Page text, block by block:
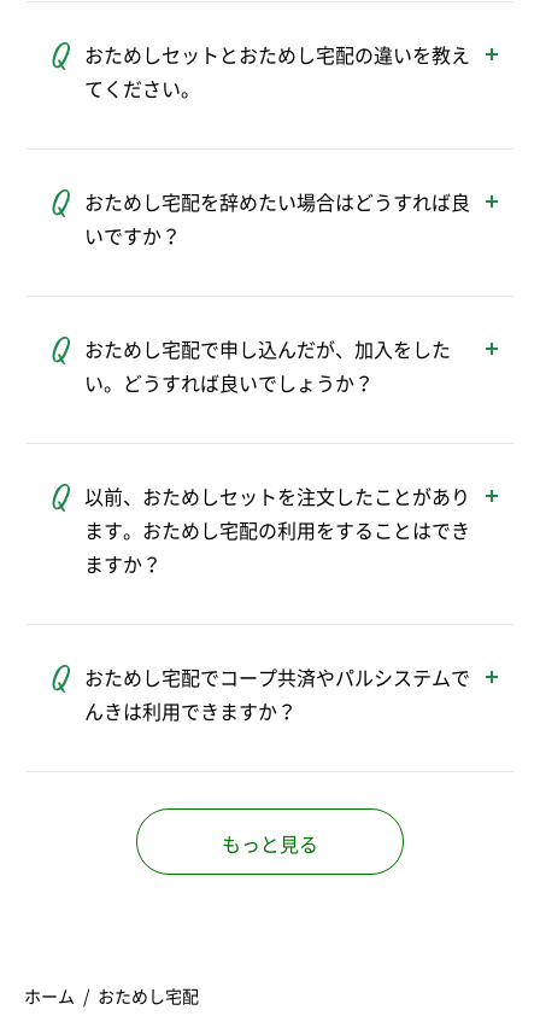
山梨、長野、静岡、新潟の1都11県です。
※上記の都県内でも一部配達に伺っていない地域がありま
おためしセットとおためし宅配の違いを教え
てください。
す。
「おためし宅配」はパルシステムの宅配サー
からご利用いただけます。おためし宅配ご登
録時におためしセットも頼むことができま
おためし宅配を辞めたい場合はどうすれば良
いですか？
ためし宅配の登録解除」にて解除申請が可能
です。
おためし宅配で申し込んだが、加入をした
い。どうすれば良いでしょうか？
以前、おためしセットを注文したことがあり
ます。おためし宅配の利用をすることはでき
ますか？
セットのお申し込みはできません。
おためし宅配でコープ共済やパルシステムで
んきは利用できますか？
もっと見る
ホーム おためし宅配